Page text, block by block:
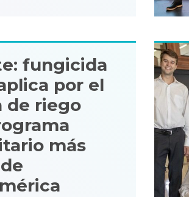
fungicida
por el
de riego
más